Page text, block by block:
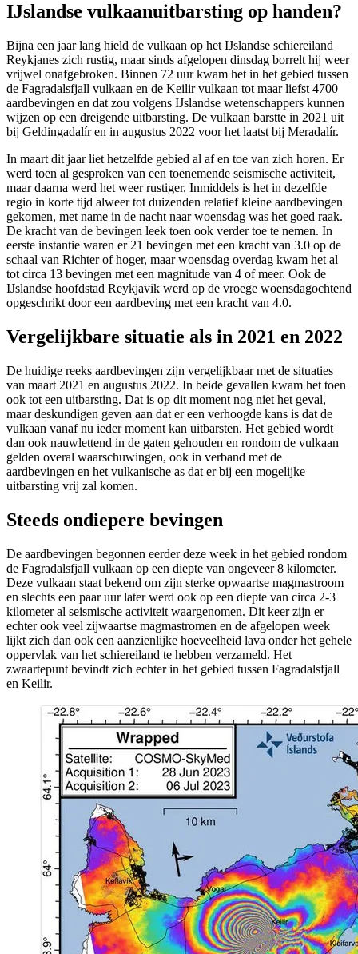
IJslandse vulkaanuitbarsting op handen?
Bijna een jaar lang hield de vulkaan op het IJslandse schiereiland
Reykjanes zich rustig, maar sinds afgelopen dinsdag borrelt hij weer
vrijwel onafgebroken. Binnen 72 uur kwam het in het gebied tussen
de Fagradalsfjall vulkaan en de Keilir vulkaan tot maar liefst 4700
aardbevingen en dat zou volgens IJslandse wetenschappers kunnen
wijzen op een dreigende uitbarsting. De vulkaan barstte in 2021 uit
bij Geldingadalír en in augustus 2022 voor het laatst bij Meradalír.
In maart dit jaar liet hetzelfde gebied al af en toe van zich horen. Er
werd toen al gesproken van een toenemende seismische activiteit,
maar daarna werd het weer rustiger. Inmiddels is het in dezelfde
regio in korte tijd alweer tot duizenden relatief kleine aardbevingen
gekomen, met name in de nacht naar woensdag was het goed raak.
De kracht van de bevingen leek toen ook verder toe te nemen. In
eerste instantie waren er 21 bevingen met een kracht van 3.0 op de
schaal van Richter of hoger, maar woensdag overdag kwam het al
tot circa 13 bevingen met een magnitude van 4 of meer. Ook de
IJslandse hoofdstad Reykjavik werd op de vroege woensdagochtend
opgeschrikt door een aardbeving met een kracht van 4.0.
Vergelijkbare situatie als in 2021 en 2022
De huidige reeks aardbevingen zijn vergelijkbaar met de situaties
van maart 2021 en augustus 2022. In beide gevallen kwam het toen
ook tot een uitbarsting. Dat is op dit moment nog niet het geval,
maar deskundigen geven aan dat er een verhoogde kans is dat de
vulkaan vanaf nu ieder moment kan uitbarsten. Het gebied wordt
dan ook nauwlettend in de gaten gehouden en rondom de vulkaan
gelden overal waarschuwingen, ook in verband met de
aardbevingen en het vulkanische as dat er bij een mogelijke
uitbarsting vrij zal komen.
Steeds ondiepere bevingen
De aardbevingen begonnen eerder deze week in het gebied rondom
de Fagradalsfjall vulkaan op een diepte van ongeveer 8 kilometer.
Deze vulkaan staat bekend om zijn sterke opwaartse magmastroom
en slechts een paar uur later werd ook op een diepte van circa 2-3
kilometer al seismische activiteit waargenomen. Dit keer zijn er
echter ook veel zijwaartse magmastromen en de afgelopen week
lijkt zich dan ook een aanzienlijke hoeveelheid lava onder het gehele
oppervlak van het schiereiland te hebben verzameld. Het
zwaartepunt bevindt zich echter in het gebied tussen Fagradalsfjall
en Keilir.